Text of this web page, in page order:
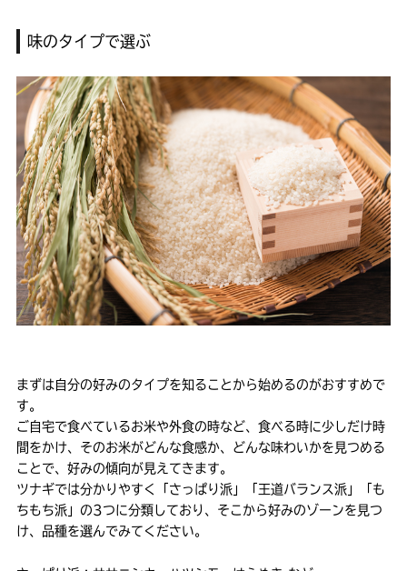
味のタイプで選ぶ
まずは自分の好みのタイプを知ることから始めるのがおすすめで
す。
ご自宅で食べているお米や外食の時など、食べる時に少しだけ時
間をかけ、そのお米がどんな食感か、どんな味わいかを見つめる
ことで、好みの傾向が見えてきます。
ツナギでは分かりやすく「さっぱり派」「王道バランス派」「も
ちもち派」の3つに分類しており、そこから好みのゾーンを見つ
け、品種を選んでみてください。